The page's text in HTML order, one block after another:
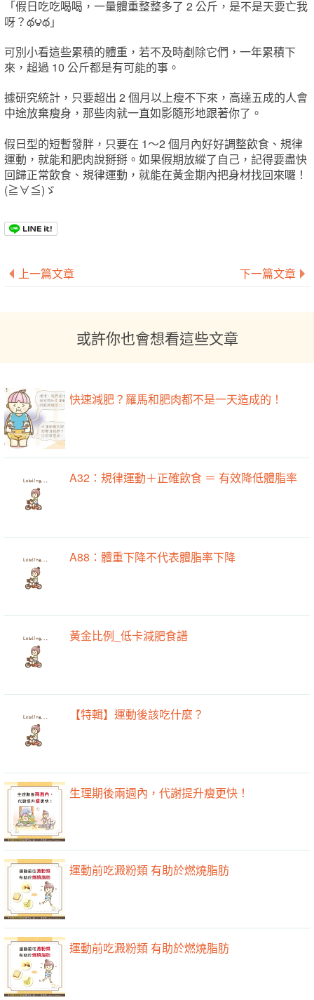
「假日吃吃喝喝，一量體重整整多了 2 公斤，是不是天要亡我
呀？థ౪థ」
可別小看這些累積的體重，若不及時剷除它們，一年累積下
來，超過 10 公斤都是有可能的事。
據研究統計，只要超出 2 個月以上瘦不下來，高達五成的人會
中途放棄瘦身，那些肉就一直如影隨形地跟著你了。
假日型的短暫發胖，只要在 1～2 個月內好好調整飲食、規律
運動，就能和肥肉說掰掰。如果假期放縱了自己，記得要盡快
回歸正常飲食、規律運動，就能在黃金期內把身材找回來囉！
(≧∀≦)ゞ
上一篇文章 下一篇文章
或許你也會想看這些文章
快速減肥？羅馬和肥肉都不是一天造成的！
A32：規律運動＋正確飲食 ＝ 有效降低體脂率
A88：體重下降不代表體脂率下降
黃金比例_低卡減肥食譜
【特輯】運動後該吃什麼？
生理期後兩週內，代謝提升瘦更快！
運動前吃澱粉類 有助於燃燒脂肪
運動前吃澱粉類 有助於燃燒脂肪